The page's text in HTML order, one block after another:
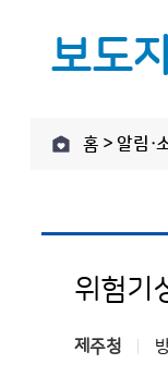
주요 업무
관측업무
보도
홈 > 알림·
위험기
제주청